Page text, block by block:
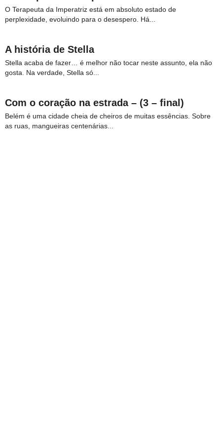
O Terapeuta da Imperatriz está em absoluto estado de
perplexidade, evoluindo para o desespero. Há...
A história de Stella
Stella acaba de fazer… é melhor não tocar neste assunto, ela não
gosta. Na verdade, Stella só...
Com o coração na estrada – (3 – final)
Belém é uma cidade cheia de cheiros de muitas essências. Sobre
as ruas, mangueiras centenárias...